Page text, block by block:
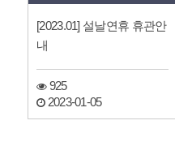
[2023.01] 설날연휴 휴관안
내
925
2023-01-05